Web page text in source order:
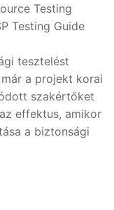
Testing
Testing Guide
tesztelést
a projekt korai
szakértőket
effektus, amikor
a biztonsági